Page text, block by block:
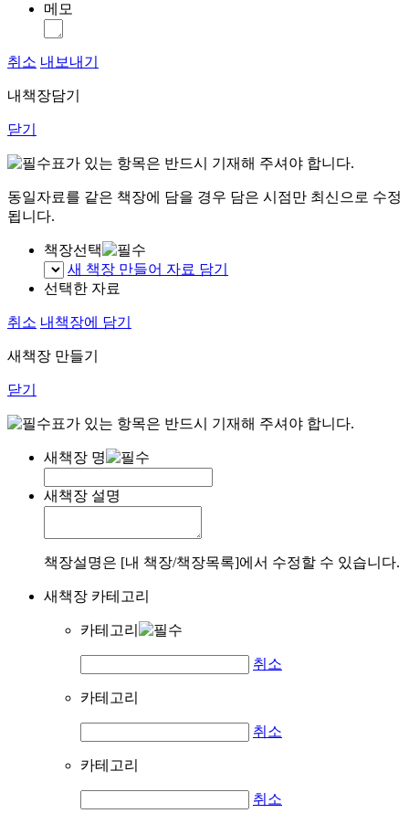
메모
취소 내보내기
내책장담기
닫기
표가 있는 항목은 반드시 기재해 주셔야 합니다.
동일자료를 같은 책장에 담을 경우 담은 시점만 최신으로 수정
됩니다.
책장선택
새 책장 만들어 자료 담기
선택한 자료
취소 내책장에 담기
새책장 만들기
닫기
표가 있는 항목은 반드시 기재해 주셔야 합니다.
새책장 명
새책장 설명
책장설명은 [내 책장/책장목록]에서 수정할 수 있습니다.
새책장 카테고리
카테고리
취소
카테고리
취소
카테고리
취소